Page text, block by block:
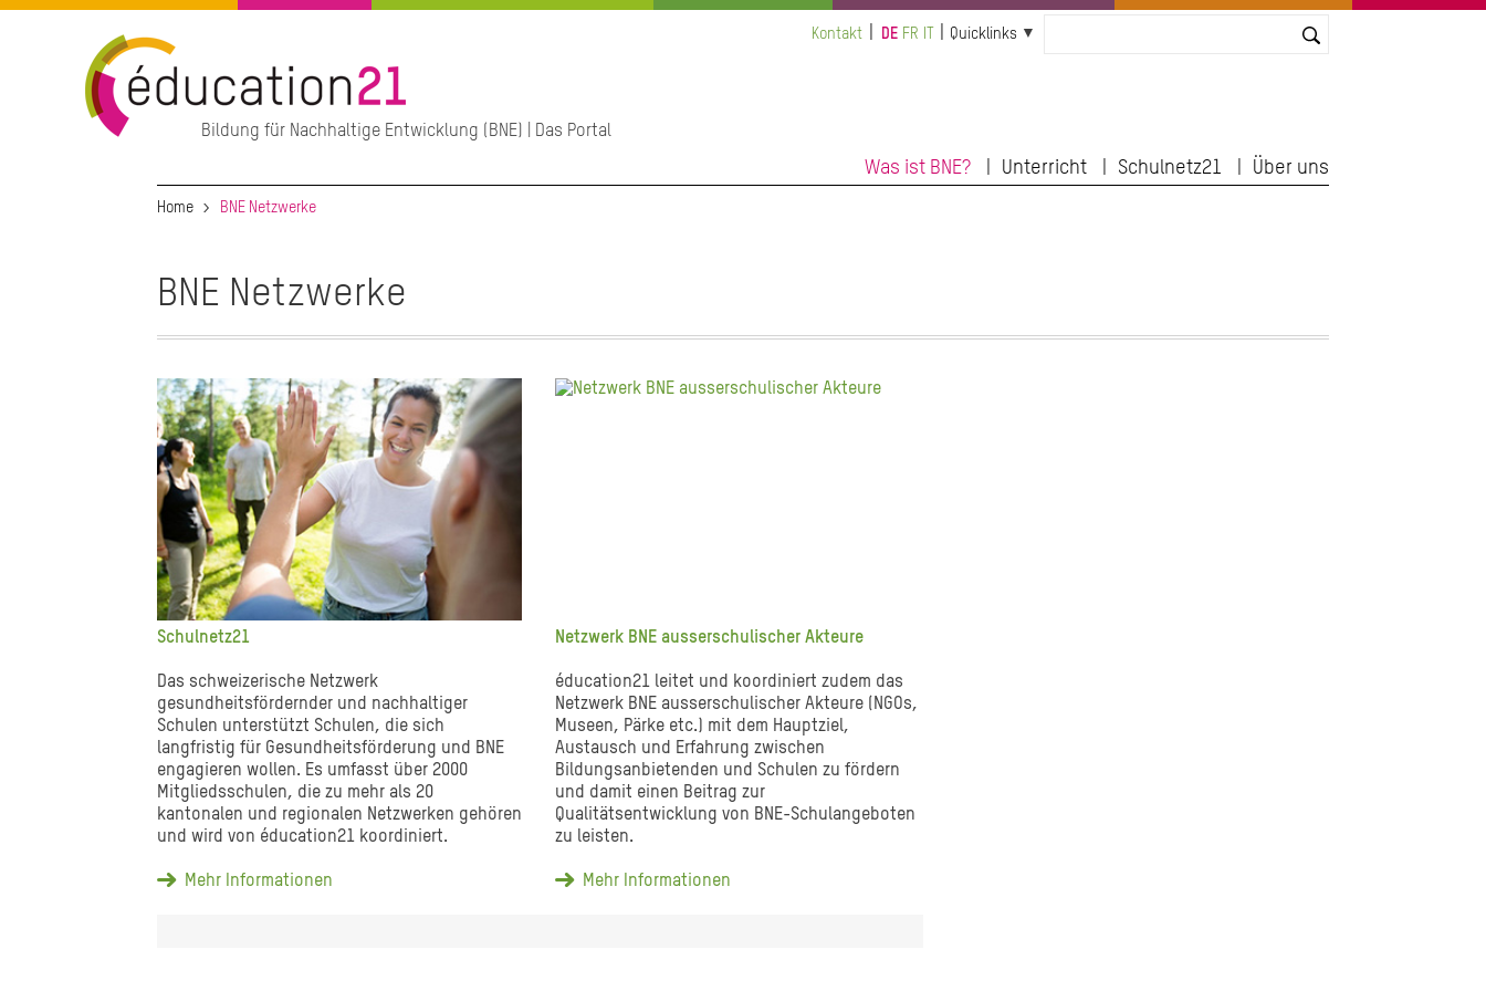
Direkt
Bildung für Nachhaltige Entwicklung (BNE) | Das Portal
Kontakt DE FR Quicklinks
Hauptnavigation
Was ist BNE? Unterricht Schulnetz21 Über uns
Home BNE Netzwerke
BNE Netzwerke
Schulnetz21
Das schweizerische Netzwerk
gesundheitsfördernder und nachhaltiger
Schulen unterstützt Schulen, die sich
langfristig für Gesundheitsförderung und BNE
engagieren wollen. Es umfasst über 2000
Mitgliedsschulen, die zu mehr als 20
kantonalen und regionalen Netzwerken gehören
und wird von éducation21 koordiniert.
Mehr Informationen
Netzwerk BNE ausserschulischer Akteure
éducation21 leitet und koordiniert zudem das
Netzwerk BNE ausserschulischer Akteure (NGOs,
Museen, Pärke etc.) mit dem Hauptziel,
Austausch und Erfahrung zwischen
Bildungsanbietenden und Schulen zu fördern
und damit einen Beitrag zur
Qualitätsentwicklung von BNE-Schulangeboten
zu leisten.
Mehr Informationen